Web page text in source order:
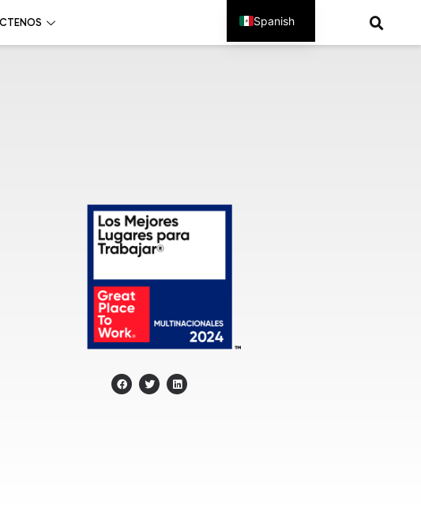
Spanish
English